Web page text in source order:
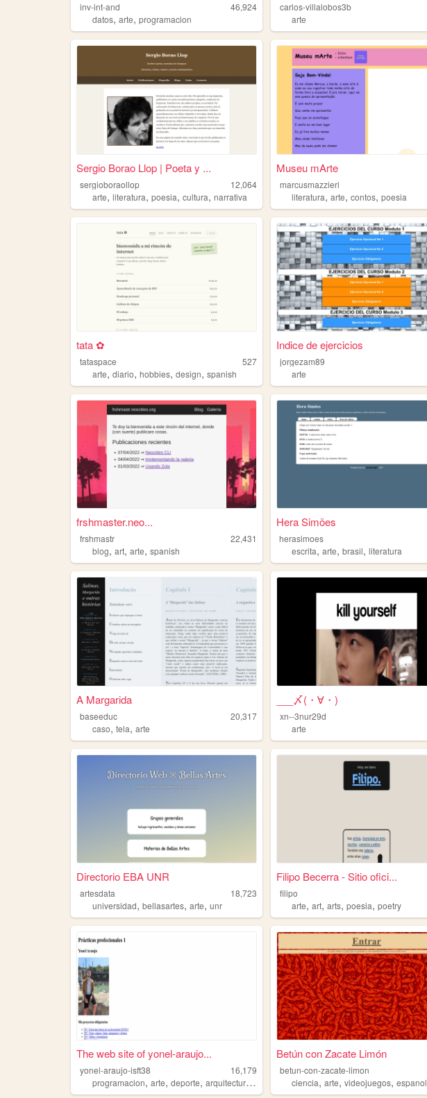
inv-int-and
46,924
datos, arte, programacion
carlos-villalobos3b
arte
Sergio Borao Llop | Poeta y ...
sergioboraollop
12,064
arte, literatura, poesia, cultura, narrativa
Museu mArte
marcusmazzieri
literatura,arte,contos,poesia
tata ✿
tataspace
527
arte, diario, hobbies, design, spanish
Indice de ejercicios
jorgezam89
arte
frshmaster.neo...
frshmastr
22,431
blog, art, arte, spanish
Hera Simões
herasimoes
escrita,arte,brasil,literatura
A Margarida
baseeduc
20,317
caso, tela, arte
___〆(・∀・)
xn--3nur29d
arte
Directorio EBA UNR
artesdata
18,723
universidad, bellasartes, arte, unr
Filipo Becerra - Sitio ofici...
filipo
arte,art,arts,poesia,poetry
The web site of yonel-araujo...
yonel-araujo-isft38
16,179
programacion, arte, deporte, arquitectura ,
Betún con Zacate Limón
betun-con-zacate-limon
ciencia,arte,videojuegos,espanol